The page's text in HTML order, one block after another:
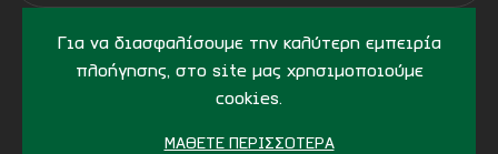
Για να διασφαλίσουμε την καλύτερη εμπειρία
πλοήγησης, στο site μας χρησιμοποιούμε
cookies.
ΜΆΘΕΤΕ ΠΕΡΙΣΣΌΤΕΡΑ
© 2013 - 2026 PERVOLARAKIS.GR